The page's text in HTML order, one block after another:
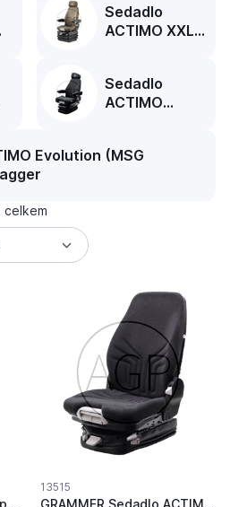
Sedadlo
ACTIMO XXL
Sedadlo
ACTIMO
95EL/742)
Evolution (MSG
celkem
Sedadlo Actimo XL bez opěrek rukou a hlavy
13515
GRAMMER Sedadlo ACTIMO XL